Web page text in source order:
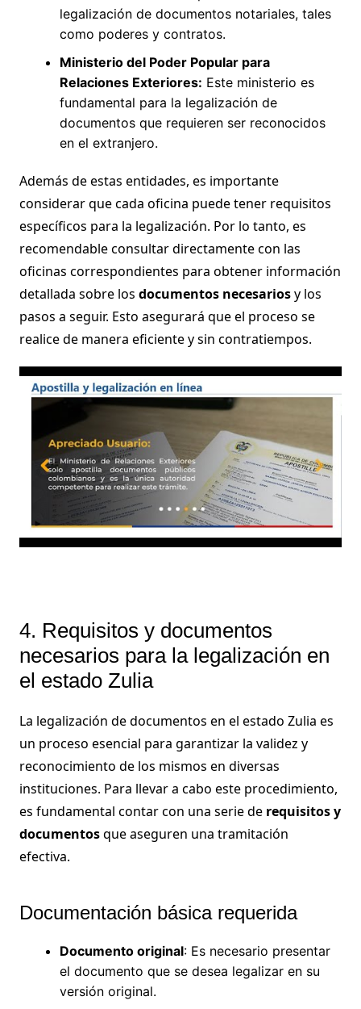
legalización de documentos notariales, tales
como poderes y contratos.
Ministerio del Poder Popular para
Relaciones Exteriores: Este ministerio es
fundamental para la legalización de
documentos que requieren ser reconocidos
en el extranjero.
Además de estas entidades, es importante
considerar que cada oficina puede tener requisitos
específicos para la legalización. Por lo tanto, es
recomendable consultar directamente con las
oficinas correspondientes para obtener información
detallada sobre los documentos necesariosy los
pasos a seguir. Esto asegurará que el proceso se
realice de manera eficiente y sin contratiempos.
4. Requisitos y documentos
necesarios para la legalización en
el estado Zulia
La legalización de documentos en el estado Zulia es
un proceso esencial para garantizar la validez y
reconocimiento de los mismos en diversas
instituciones. Para llevar a cabo este procedimiento,
es fundamental contar con una serie de requisitos y
documentosque aseguren una tramitación
efectiva.
Documentación básica requerida
Documento original: Es necesario presentar
el documento que se desea legalizar en su
versión original.